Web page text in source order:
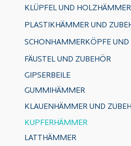
KLÜPFEL UND HOLZHÄMMER
PLASTIKHÄMMER UND
SCHONHAMMERKÖPFE UND
FÄUSTEL UND ZUBEHÖR
GIPSERBEILE
GUMMIHÄMMER
KLAUENHÄMMER UND
KUPFERHÄMMER
LATTHÄMMER